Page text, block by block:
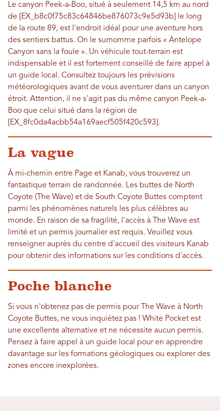
Le canyon Peek-a-Boo, situé à seulement 14,5 km au nord
de [EX_b8c0f75c83c64846be876073c9e5d93b] le long
de la route 89, est l'endroit idéal pour une aventure hors
des sentiers battus. On le surnomme parfois « Antelope
Canyon sans la foule ». Un véhicule tout-terrain est
indispensable et il est fortement conseillé de faire appel à
un guide local. Consultez toujours les prévisions
météorologiques avant de vous aventurer dans un canyon
étroit. Attention, il ne s'agit pas du même canyon Peek-a-
Boo que celui situé dans la région de
[EX_8fc0da4acbb54a169aecf505f420c593].
La vague
À mi-chemin entre Page et Kanab, vous trouverez un
fantastique terrain de randonnée. Les buttes de North
Coyote (The Wave) et de South Coyote Buttes comptent
parmi les phénomènes naturels les plus célèbres au
monde. En raison de sa fragilité, l'accès à The Wave est
limité et un permis journalier est requis. Veuillez vous
renseigner auprès du centre d'accueil des visiteurs Kanab
pour obtenir des informations sur les conditions d'accès.
Poche blanche
Si vous n'obtenez pas de permis pour The Wave à North
Coyote Buttes, ne vous inquiétez pas ! White Pocket est
une excellente alternative et ne nécessite aucun permis.
Pensez à faire appel à un guide local pour en apprendre
davantage sur les formations géologiques ou explorer des
zones encore inexplorées.